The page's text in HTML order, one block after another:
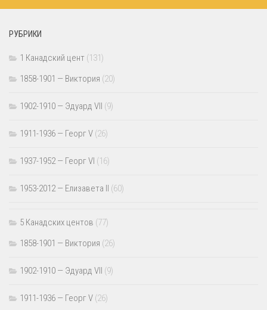
РУБРИКИ
1 Канадский цент (131)
1858-1901 — Виктория (20)
1902-1910 — Эдуард VII (9)
1911-1936 — Георг V (26)
1937-1952 — Георг VI (16)
1953-2012 — Елизавета II (60)
5 Канадских центов (77)
1858-1901 — Виктория (26)
1902-1910 — Эдуард VII (9)
1911-1936 — Георг V (26)